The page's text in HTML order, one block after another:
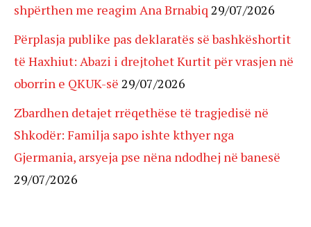
shpërthen me reagim Ana Brnabiq 29/07/2026
Përplasja publike pas deklaratës së bashkëshortit
të Haxhiut: Abazi i drejtohet Kurtit për vrasjen në
oborrin e QKUK-së 29/07/2026
Zbardhen detajet rrëqethëse të tragjedisë në
Shkodër: Familja sapo ishte kthyer nga
Gjermania, arsyeja pse nëna ndodhej në banesë
29/07/2026